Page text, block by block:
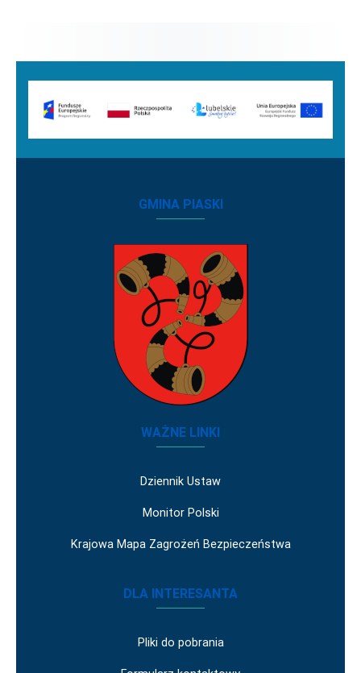
GMINA PIASKI
WAŻNE LINKI
Dziennik Ustaw
Monitor Polski
Krajowa Mapa Zagrożeń Bezpieczeństwa
DLA INTERESANTA
Pliki do pobrania